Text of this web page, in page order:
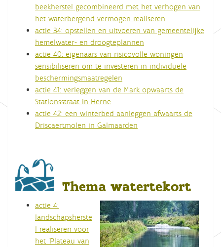
beekherstel gecombineerd met het verhogen van
het waterbergend vermogen realiseren
actie 34: opstellen en uitvoeren van gemeentelijke
hemelwater- en droogteplannen
actie 40: eigenaars van risicovolle woningen
sensibiliseren om te investeren in individuele
beschermingsmaatregelen
actie 41: verleggen van de Mark opwaarts de
Stationsstraat in Herne
actie 42: een winterbed aanleggen afwaarts de
Driscaertmolen in Galmaarden
Thema watertekort
actie 4:
landschapsherste
l realiseren voor
het 'Plateau van